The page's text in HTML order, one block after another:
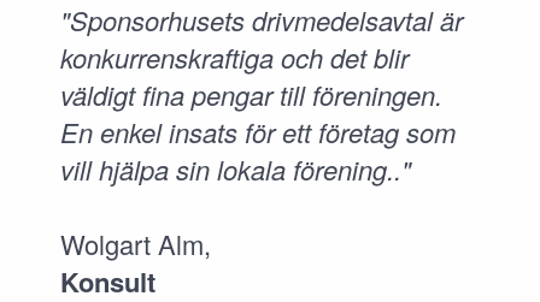
"Sponsorhusets drivmedelsavtal är
konkurrenskraftiga och det blir
väldigt fina pengar till föreningen.
En enkel insats för ett företag som
vill hjälpa sin lokala förening.."
Wolgart Alm,
Konsult